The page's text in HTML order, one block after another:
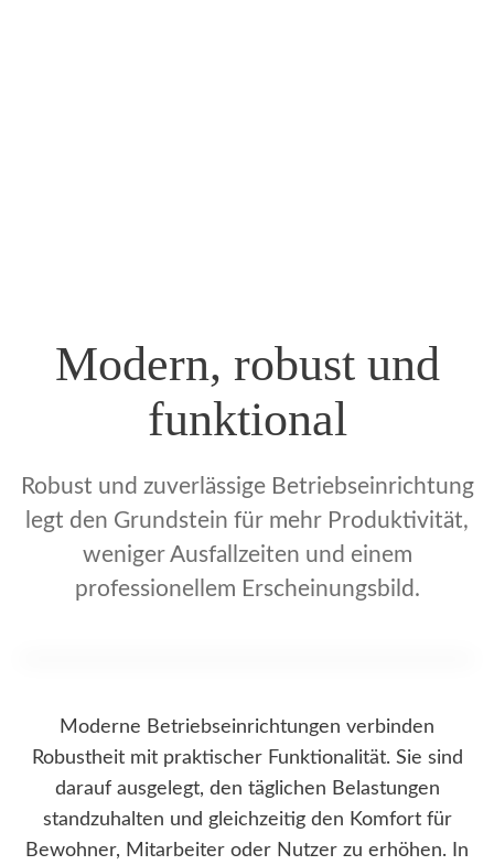
Modern, robust und
funktional
Robust und zuverlässige Betriebseinrichtung
legt den Grundstein für mehr Produktivität,
weniger Ausfallzeiten und einem
professionellem Erscheinungsbild.
Moderne Betriebseinrichtungen verbinden
Robustheit mit praktischer Funktionalität. Sie sind
darauf ausgelegt, den täglichen Belastungen
standzuhalten und gleichzeitig den Komfort für
Bewohner, Mitarbeiter oder Nutzer zu erhöhen. In